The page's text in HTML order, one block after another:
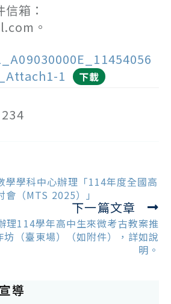
箱：
。
1
下載
234
學學科中心辦理「114年度全國高
（MTS 2025）」
下一篇文章
理114學年高中生來微考古教案推
（臺東場）（如附件），詳如說
明。
導